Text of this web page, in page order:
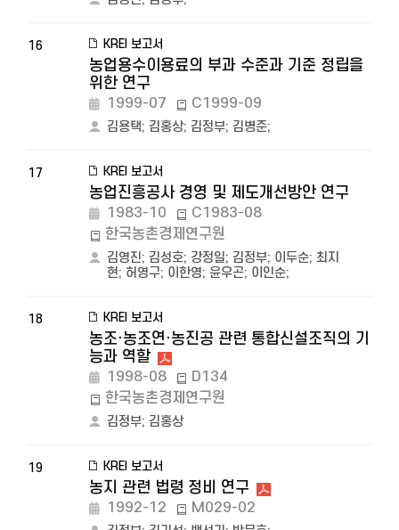
16 KREI 보고서
농업용수이용료의 부과 수준과 기준 정립을
위한 연구
1999-07 C1999-09
김용택; 김홍상; 김정부; 김병준;
17 KREI 보고서
농업진흥공사 경영 및 제도개선방안 연구
1983-10
C1983-08
한국농촌경제연구원
김영진; 김성호; 강정일; 김정부; 이두순; 최지
현; 허영구; 이한영; 윤우곤; 이인순;
18 KREI 보고서
농조·농조연·농진공 관련 통합신설조직의 기
능과 역할
1998-08
D134
한국농촌경제연구원
김정부; 김홍상
19 KREI 보고서
농지 관련 법령 정비 연구
1992-12 M029-02